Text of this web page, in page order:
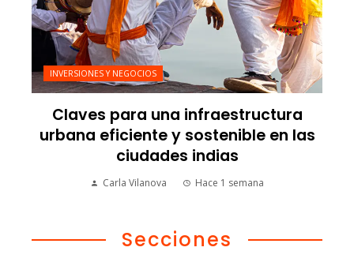
INVERSIONES Y NEGOCIOS
Claves para una infraestructura
urbana eficiente y sostenible en las
ciudades indias
Carla Vilanova Hace 1 semana
Secciones